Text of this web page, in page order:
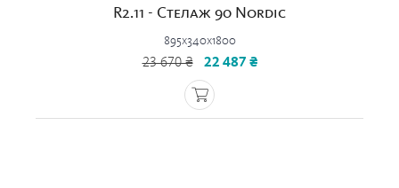
R2.11 - Стелаж 90 Nordic
895x340x1800
23 670 ₴ 22 487 ₴